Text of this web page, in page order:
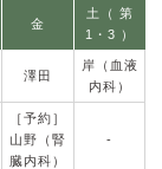
金
土（ 第
1・3 ）
澤田
岸（血液
内科）
［予約］
山野（腎
臓内科）
-